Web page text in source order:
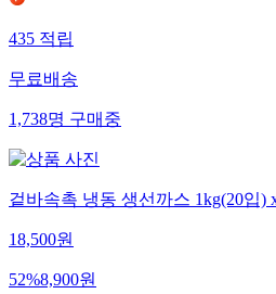
435적립
무료배송
1,738명구매중
겉바속촉 냉동 생선까스 1kg(20입)
18,500원
52%8,900원